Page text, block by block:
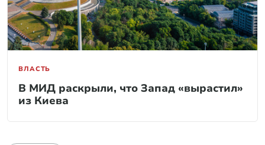
ВЛАСТЬ
В МИД раскрыли, что Запад «вырастил»
из Киева